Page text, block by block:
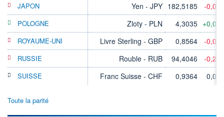
JAPON Yen - JPY 182,5185 -
POLOGNE Zloty - PLN 4,3035
ROYAUME-UNI Livre Sterling - GBP 0,8564 -
RUSSIE Rouble - RUB 94,4046 -
SUISSE Franc Suisse - CHF 0,9364
Toute la parité